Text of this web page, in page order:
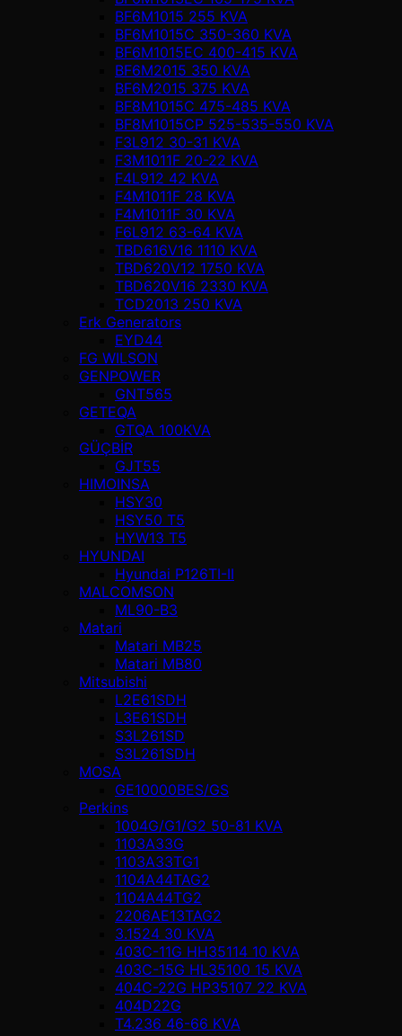
BF6M1015 255 KVA
BF6M1015C 350-360 KVA
BF6M1015EC 400-415 KVA
BF6M2015 350 KVA
BF6M2015 375 KVA
BF8M1015C 475-485 KVA
BF8M1015CP 525-535-550 KVA
F3L912 30-31 KVA
F3M1011F 20-22 KVA
F4L912 42 KVA
F4M1011F 28 KVA
F4M1011F 30 KVA
F6L912 63-64 KVA
TBD616V16 1110 KVA
TBD620V12 1750 KVA
TBD620V16 2330 KVA
TCD2013 250 KVA
Erk Generators
EYD44
FG WILSON
GENPOWER
GNT565
GETEQA
GTQA 100KVA
GÜÇBİR
GJT55
HIMOINSA
HSY30
HSY50 T5
HYW13 T5
HYUNDAI
Hyundai P126TI-II
MALCOMSON
ML90-B3
Matari
Matari MB25
Matari MB80
Mitsubishi
L2E61SDH
L3E61SDH
S3L261SD
S3L261SDH
MOSA
GE10000BES/GS
Perkins
1004G/G1/G2 50-81 KVA
1103A33G
1103A33TG1
1104A44TAG2
1104A44TG2
2206AE13TAG2
3.1524 30 KVA
403C-11G HH35114 10 KVA
403C-15G HL35100 15 KVA
404C-22G HP35107 22 KVA
404D22G
T4.236 46-66 KVA